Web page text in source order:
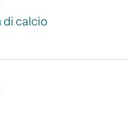
di calcio